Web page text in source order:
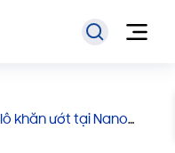
khăn ướt tại Nano